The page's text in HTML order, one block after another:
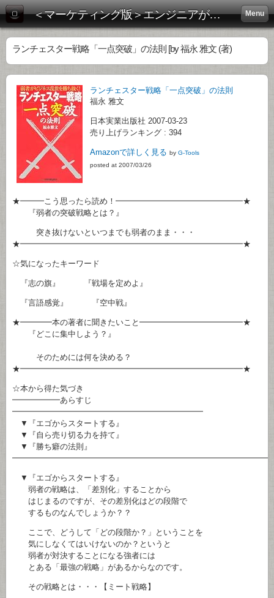
＜マーケティング版＞エンジニアがビジネス書を斬る！: Menu
ランチェスター戦略「一点突破」の法則 [by 福永 雅文 (著)
ランチェスター戦略「一点突破」の法則
福永 雅文
日本実業出版社 2007-03-23
売り上げランキング : 394
Amazonで詳しく見る by G-Tools
posted at 2007/03/26
★━━━こう思ったら読め！━━━━━━━━━━━━━━━━★
『弱者の突破戦略とは？』
突き抜けないといつまでも弱者のまま・・・
★━━━━━━━━━━━━━━━━━━━━━━━━━━━━★
☆気になったキーワード
『志の旗』 『戦場を定めよ』
『言語感覚』 『空中戦』
★━━━━本の著者に聞きたいこと━━━━━━━━━━━━━★
『どこに集中しよう？』
そのためには何を決める？
★━━━━━━━━━━━━━━━━━━━━━━━━━━━━★
☆本から得た気づき
━━━━━━あらすじ
━━━━━━━━━━━━━━━━━━━━━━━━
▼『エゴからスタートする』
▼『自ら売り切る力を持て』
▼『勝ち癖の法則』
▼『エゴからスタートする』
弱者の戦略は、「差別化」することから
はじまるのですが、その差別化はどの段階で
するものなんでしょうか？？
ここで、どうして「どの段階か？」ということを
気にしなくてはいけないのか？というと
弱者が対決することになる強者には
とある「最強の戦略」があるからなのです。
その戦略とは・・・【ミート戦略】